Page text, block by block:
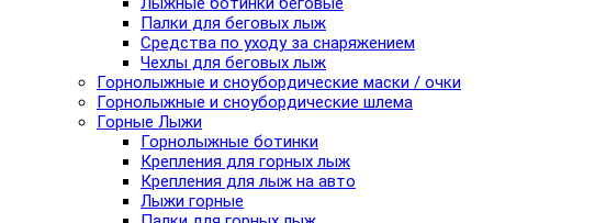
Палки для беговых лыж
Средства по уходу за снаряжением
Чехлы для беговых лыж
Горнолыжные и сноубордические маски / очки
Горнолыжные и сноубордические шлема
Горные Лыжи
Горнолыжные ботинки
Крепления для горных лыж
Крепления для лыж на авто
Лыжи горные